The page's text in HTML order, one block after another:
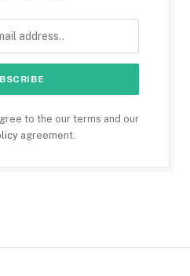
to the our terms and our
agreement.